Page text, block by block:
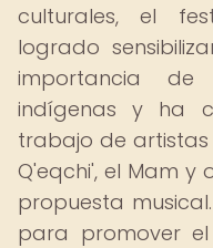
culturales, el
logrado
importancia de
indígenas y ha
trabajo de artistas
Q'eqchi', el Mam y
propuesta
para promover